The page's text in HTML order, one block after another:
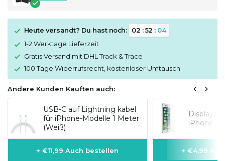
Heute versandt? Du hast noch: 02 :52 : 04
1-2 Werktage Lieferzeit
Gratis Versand mit DHL Track & Trace
100 Tage Widerrufsrecht, kostenloser Umtausch
Andere Kunden Kauften auch:
USB-C auf Lightning kabel
für iPhone-Modelle 1 Meter
(Weiß)
+ €11,99 Auch bestellen
iPhone
+ €4,99